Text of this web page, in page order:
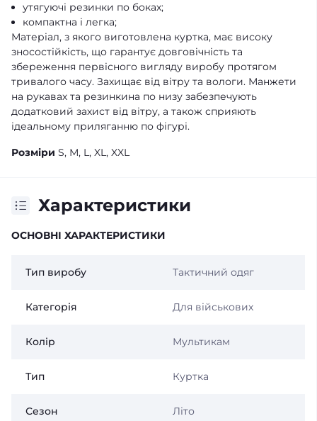
утягуючі резинки по боках;
компактна і легка;
Матеріал, з якого виготовлена куртка, має високу
зносостійкість, що гарантує довговічність та
збереження первісного вигляду виробу протягом
тривалого часу. Захищає від вітру та вологи. Манжети
на рукавах та резинкина по низу забезпечують
додатковий захист від вітру, а також сприяють
ідеальному приляганню по фігурі.
Розміри S, М, L, XL, XXL
Характеристики
ОСНОВНІ ХАРАКТЕРИСТИКИ
Тип виробу Тактичний одяг
Категорія Для військових
Колір Мультикам
Тип Куртка
Сезон Літо